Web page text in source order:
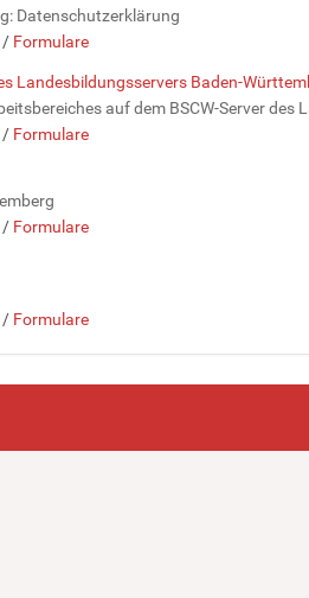
Datenschutzerklärung
/ Formulare
Landesbildungsservers Baden-
auf dem BSCW-Server
/ Formulare
/ Formulare
/ Formulare